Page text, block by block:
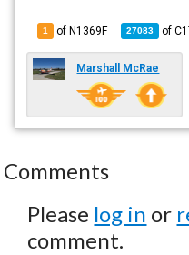
1 of N1369F 27083 of
Marshall McRae
Comments
Please log in or
comment.